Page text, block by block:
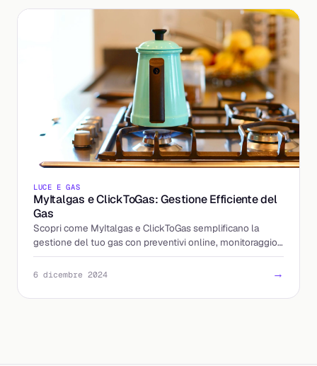
LUCE E GAS
MyItalgas e ClickToGas: Gestione Efficiente del
Gas
Scopri come MyItalgas e ClickToGas semplificano la
gestione del tuo gas con preventivi online, monitoraggio
richieste e assistenza tecnica.
6 dicembre 2024 →